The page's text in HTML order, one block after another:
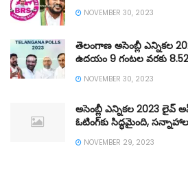
NOVEMBER 30, 2023
తెలంగాణ అసెంబ్లీ ఎన్నికల
ఉదయం 9 గంటల వరకు
NOVEMBER 30, 2023
అసెంబ్లీ ఎన్నికల 2023 లైవ్
ఓటింగ్‌కు సిద్ధమైంది,
NOVEMBER 29, 2023